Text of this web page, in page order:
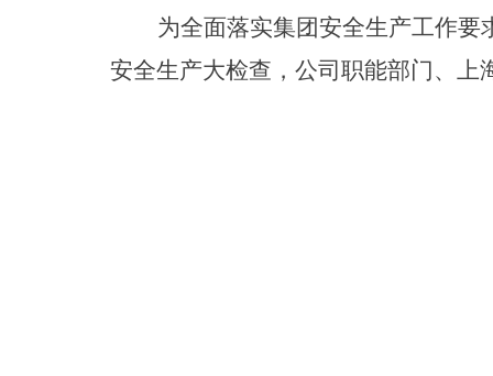
为全面落实集团安全生产工作要
安全生产大检查 ， 公司职能部门、上